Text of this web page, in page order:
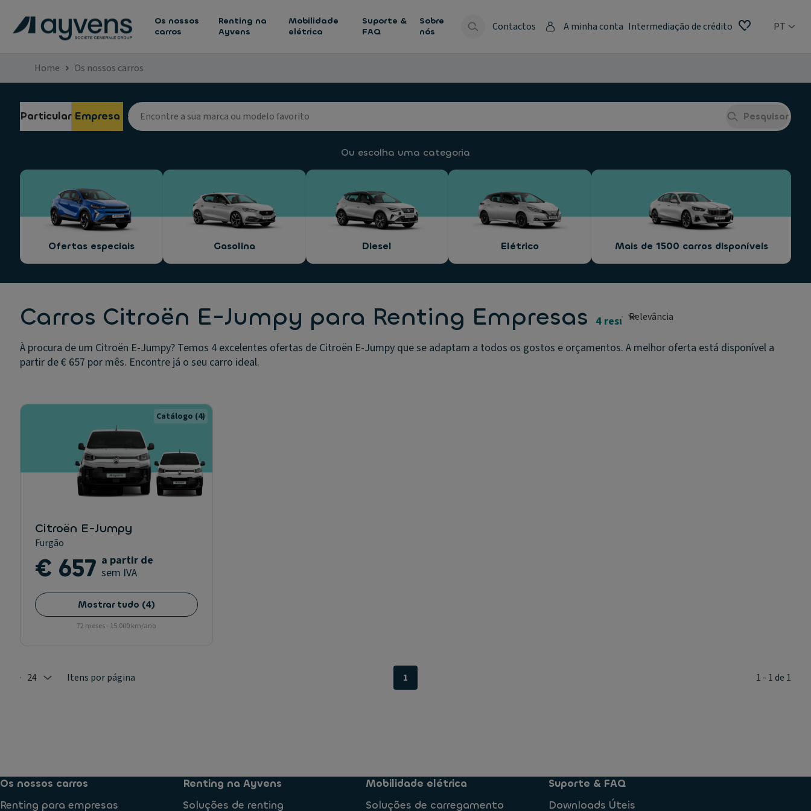
Os nossos
carros
Renting na
Ayvens
Mobilidade
elétrica
Suporte &
FAQ
Sobre
nós
Contactos A minha conta Intermediação de crédito PT
Home Os nossos carros
Particular Empresa Pesquisar
Ou escolha uma categoria
Ofertas especiais Gasolina Diesel Elétrico Mais de 1500 carros disponíveis
Carros Citroën E-Jumpy para Renting Empresas 4 resultados
À procura de um Citroën E-Jumpy? Temos 4 excelentes ofertas de Citroën E-Jumpy que se adaptam a todos os gostos e orçamentos. A melhor oferta está disponível a
partir de € 657 por mês. Encontre já o seu carro ideal.
Catálogo (4)
Citroën E-Jumpy
Furgão
€ 657 a partir de
sem IVA
Mostrar tudo (4)
72 meses - 15.000 km/ano
Selected: 24
24 Itens por página 1 1 - 1 de 1
Os nossos carros
Renting para empresas
Renting na Ayvens
Soluções de renting
Mobilidade elétrica
Soluções de carregamento
Suporte & FAQ
Downloads Úteis